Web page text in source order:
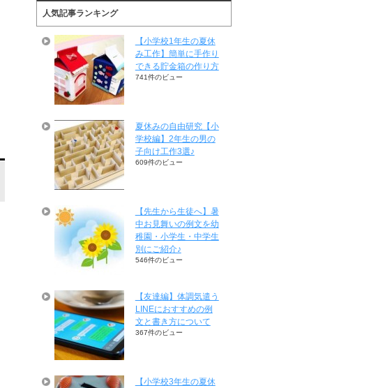
人気記事ランキング
【小学校1年生の夏休
み工作】簡単に手作り
できる貯金箱の作り方
741件のビュー
夏休みの自由研究【小
学校編】2年生の男の
子向け工作3選♪
609件のビュー
【先生から生徒へ】暑
中お見舞いの例文を幼
稚園・小学生・中学生
別にご紹介♪
546件のビュー
【友達編】体調気遣う
LINEにおすすめの例
文と書き方について
367件のビュー
【小学校3年生の夏休